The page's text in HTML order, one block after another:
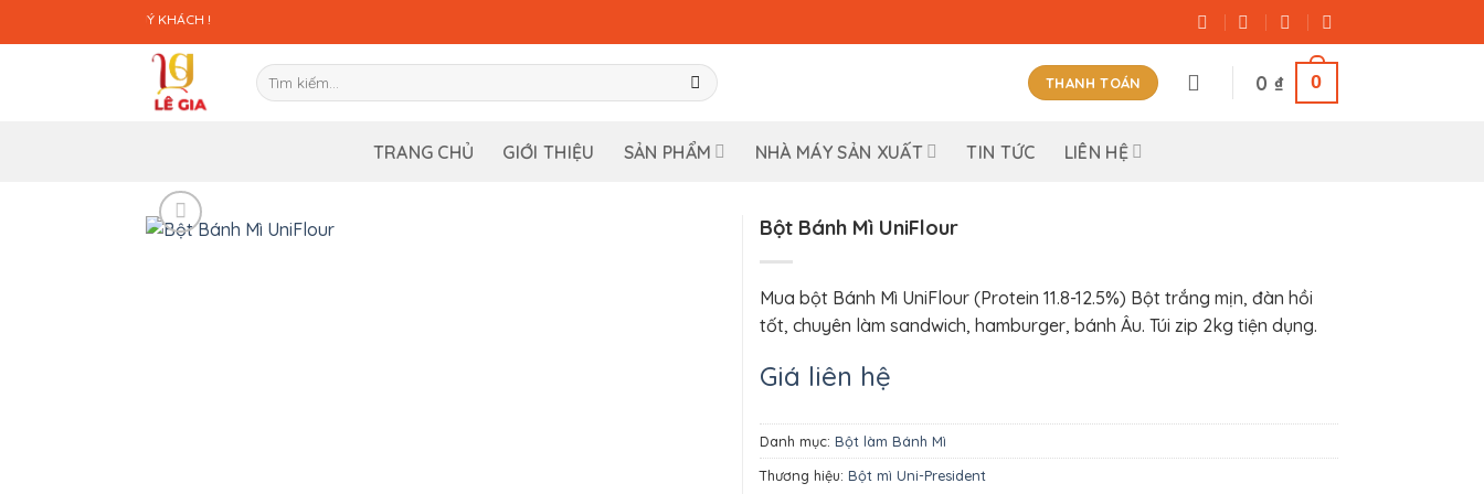
qua
KÍNH CHÀO QUÝ KHÁCH !
Tìm
kiếm:
THANH TOÁN 0 ₫ 0
TRANG CHỦ GIỚI THIỆU SẢN PHẨM NHÀ MÁY SẢN XUẤT TIN TỨC LIÊN HỆ
Bột Bánh Mì UniFlour
Mua bột Bánh Mì UniFlour (Protein 11.8-12.5%) Bột trắng mịn, đàn hồi
tốt, chuyên làm sandwich, hamburger, bánh Âu. Túi zip 2kg tiện dụng.
Giá liên hệ
Danh mục: Bột làm Bánh Mì
Thương hiệu: Bột mì Uni-President